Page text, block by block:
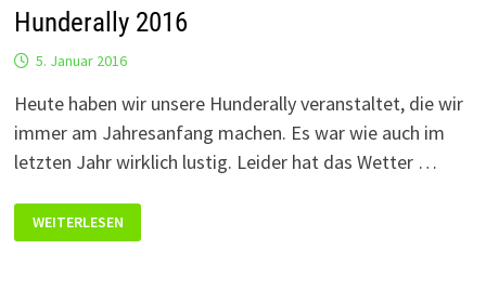
Hunderally 2016
5. Januar 2016
Heute haben wir unsere Hunderally veranstaltet, die wir
immer am Jahresanfang machen. Es war wie auch im
letzten Jahr wirklich lustig. Leider hat das Wetter …
2016
WEITERLESEN